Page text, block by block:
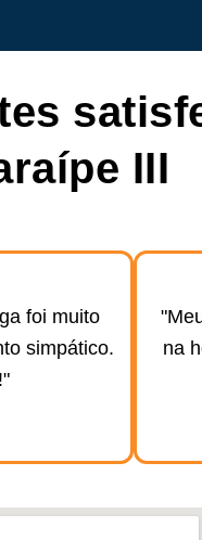
III
foi muito
simpático.
na